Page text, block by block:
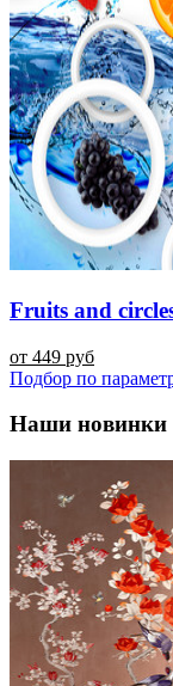
Fruits and
от 449 руб
Подбор по
Наши новинки